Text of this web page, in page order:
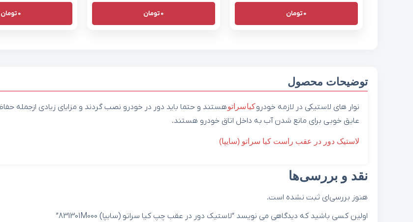
0تومان 0تومان 0تومان
توضیحات محصول
نوار های لاستیکی در لازمه خودروکیاسراتوهستند و حتما باید دور در خودرو نصب گردند و مزایای زیادی ازجمله
عایق خوبی برای مانع شدن آب به داخل اتاق خودرو هستند.
لاستیک دور در عقب راست کیا سراتو (سایپا)
نقد و بررسی‌ها
هنوز بررسی‌ای ثبت نشده است.
اولین کسی باشید که دیدگاهی می نویسد “لاستیک دور در عقب چپ کیا سراتو (سایپا) 831301M000”